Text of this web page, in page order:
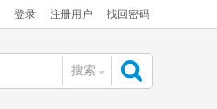
登录 注册用户 找回密码
搜索